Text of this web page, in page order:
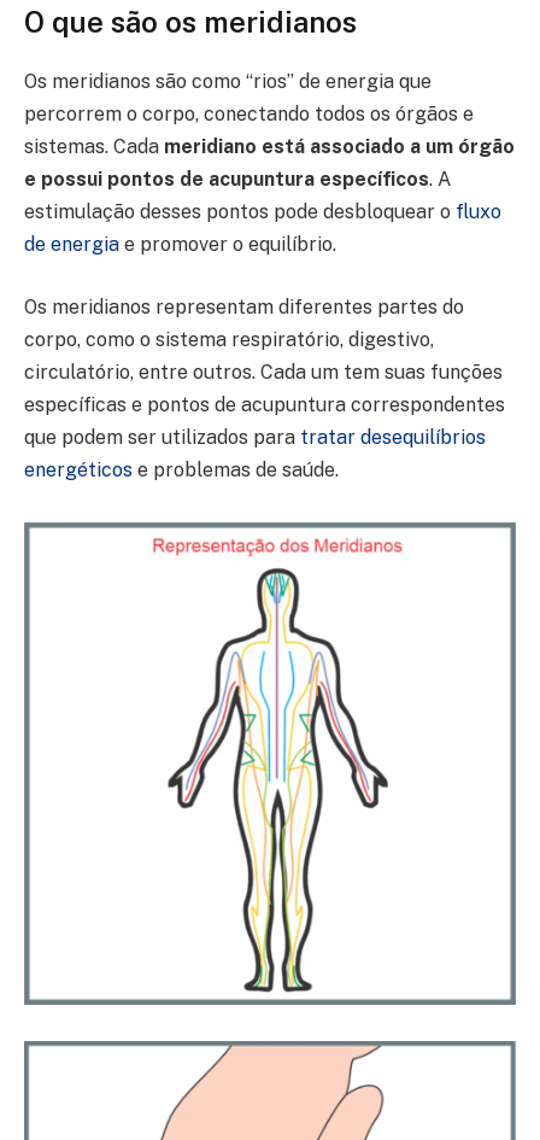
O que são os meridianos
Os meridianos são como “rios” de energia que
percorrem o corpo, conectando todos os órgãos e
sistemas. Cada meridiano está associado a um órgão
e possui pontos de acupuntura específicos. A
estimulação desses pontos pode desbloquear o fluxo
de energia e promover o equilíbrio.
Os meridianos representam diferentes partes do
corpo, como o sistema respiratório, digestivo,
circulatório, entre outros. Cada um tem suas funções
específicas e pontos de acupuntura correspondentes
que podem ser utilizados para tratar desequilíbrios
energéticos e problemas de saúde.